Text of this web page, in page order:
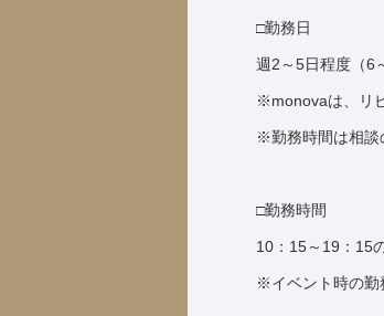
□勤務日
週2～5日程度（6
※monovaは、リ
※勤務時間は相談
□勤務時間
10：15～19：15
※イベント時の勤